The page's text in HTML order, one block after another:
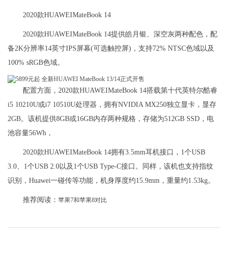
2020款HUAWEIMateBook 14
2020款HUAWEIMateBook 14提供皓月银、深空灰两种配色，配
备2K分辨率14英寸IPS屏幕(可选触控屏)，支持72% NTSC色域以及
100% sRGB色域。
配置方面，2020款HUAWEIMateBook 14搭载第十代英特尔酷睿
i5 10210U或i7 10510U处理器，拥有NVIDIA MX250独立显卡，显存
2GB。该机提供8GB或16GB内存两种规格，存储为512GB SSD，电
池容量56Wh，
2020款HUAWEIMateBook 14拥有3.5mm耳机接口，1个USB
3.0、1个USB 2.0以及1个USB Type-C接口。同样，该机也支持指纹
识别，Huawei一碰传等功能，机身厚度约15.9mm，重量约1.53kg。
推荐阅读： 苹果7和苹果8对比